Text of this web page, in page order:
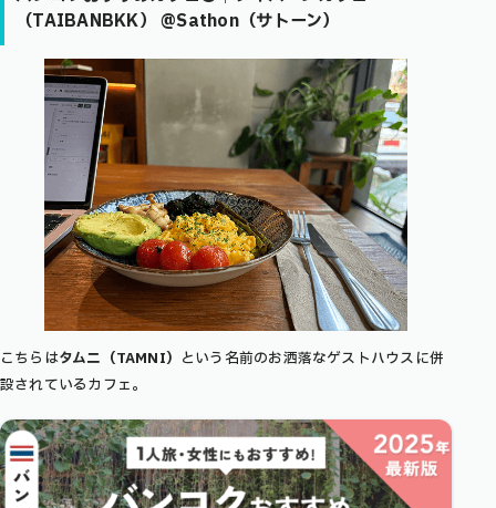
（TAIBANBKK） @Sathon（サトーン）
こちらはタムニ（TAMNI） という名前のお洒落なゲストハウスに併
設されているカフェ。